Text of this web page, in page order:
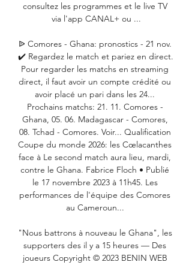
consultez les programmes et le live TV
via l'app CANAL+ ou ...
ᐉ Comores - Ghana: pronostics - 21 nov.
✔️ Regardez le match et pariez en direct.
Pour regarder les matchs en streaming
direct, il faut avoir un compte crédité ou
avoir placé un pari dans les 24...
Prochains matchs: 21. 11. Comores -
Ghana, 05. 06. Madagascar - Comores,
08. Tchad - Comores. Voir... Qualification
Coupe du monde 2026: les Cœlacanthes
face à Le second match aura lieu, mardi,
contre le Ghana. Fabrice Floch • Publié
le 17 novembre 2023 à 11h45. Les
performances de l'équipe des Comores
au Cameroun...
"Nous battrons à nouveau le Ghana", les
supporters des il y a 15 heures — Des
joueurs Copyright © 2023 BENIN WEB